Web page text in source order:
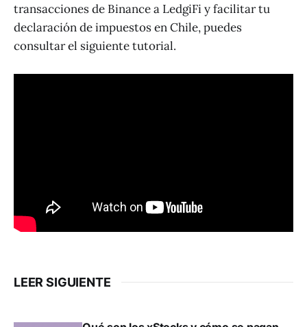
transacciones de Binance a LedgiFi y facilitar tu
declaración de impuestos en Chile, puedes
consultar el siguiente tutorial.
LEER SIGUIENTE